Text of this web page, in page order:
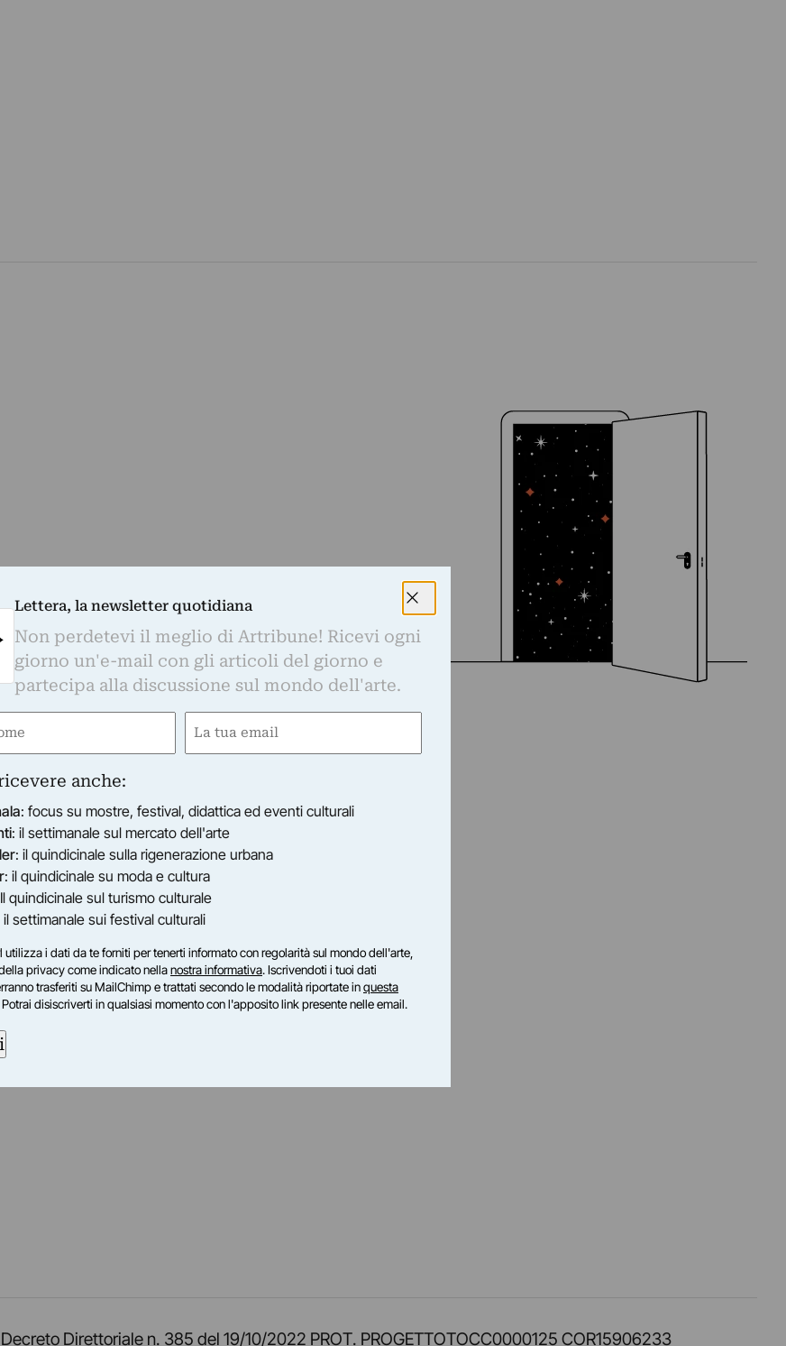
Rss
Direttoriale n. 385 del 19/10/2022 PROT. PROGETTOTOCC0000125 COR15906233
Lettera, la newsletter quotidiana
Non perdetevi il meglio di Artribune! Ricevi ogni
giorno un'e-mail con gli articoli del giorno e
partecipa alla discussione sul mondo dell'arte.
Email
anche:
: focus su mostre, festival, didattica ed eventi culturali
: il settimanale sul mercato dell'arte
: il quindicinale sulla rigenerazione urbana
: il quindicinale su moda e cultura
quindicinale sul turismo culturale
il settimanale sui festival culturali
utilizza i dati da te forniti per tenerti informato con regolarità sul mondo dell'arte,
privacy come indicato nellanostra informativa. Iscrivendoti i tuoi dati
trasferiti su MailChimp e trattati secondo le modalità riportate inquesta
Potrai disiscriverti in qualsiasi momento con l'apposito link presente nelle email.